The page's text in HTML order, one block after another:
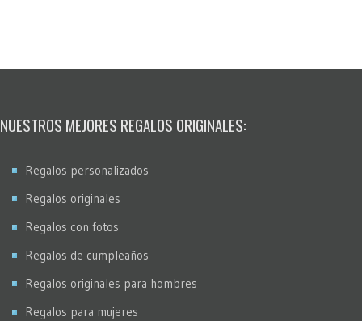
Puntos
Stencil
NUESTROS MEJORES REGALOS ORIGINALES:
Regalos personalizados
Regalos originales
Regalos con fotos
Regalos de cumpleaños
Regalos originales para hombres
Regalos para mujeres